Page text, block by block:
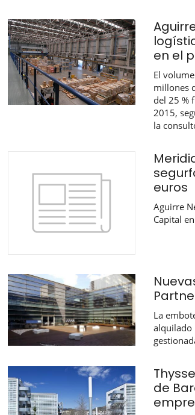
en el
El
millones
del 25 %
2015,
la
euros
Aguirre
Capital
La
alquilado
de